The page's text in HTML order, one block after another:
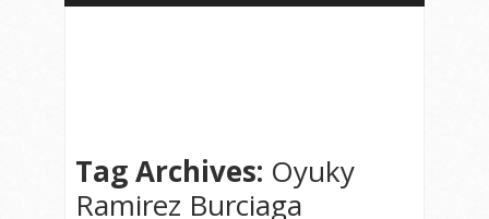
Tag Archives: Oyuky
Ramirez Burciaga